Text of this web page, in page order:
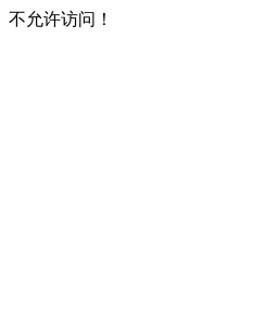
不允许访问！